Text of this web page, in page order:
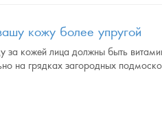
кожу более упругой
за кожей лица должны быть
на грядках загородных